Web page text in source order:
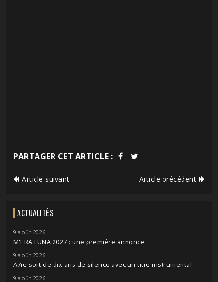
PARTAGER CET ARTICLE :
Article suivant Article précédent
ACTUALITÉS
9 août 2026
M'ERA LUNA 2027 : une première annonce
9 août 2026
A7ie sort de dix ans de silence avec un titre instrumental
9 août 2026